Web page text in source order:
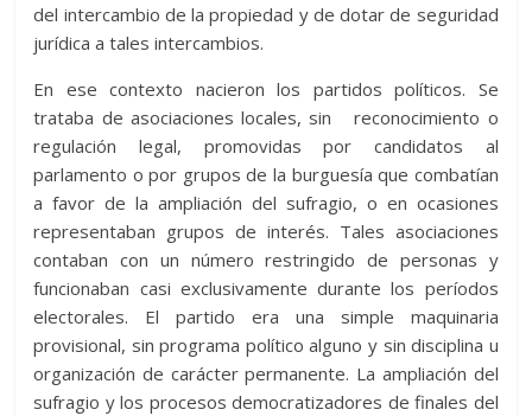
del intercambio de la propiedad y de dotar de seguridad
jurídica a tales intercambios.
En ese contexto nacieron los partidos políticos. Se
trataba de asociaciones locales, sin reconocimiento o
regulación legal, promovidas por candidatos al
parlamento o por grupos de la burguesía que combatían
a favor de la ampliación del sufragio, o en ocasiones
representaban grupos de interés. Tales asociaciones
contaban con un número restringido de personas y
funcionaban casi exclusivamente durante los períodos
electorales. El partido era una simple maquinaria
provisional, sin programa político alguno y sin disciplina u
organización de carácter permanente. La ampliación del
sufragio y los procesos democratizadores de finales del